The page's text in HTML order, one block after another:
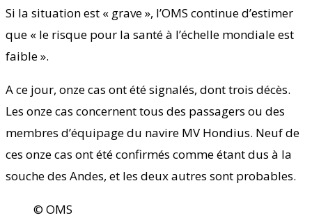
Si la situation est « grave », l’OMS continue d’estimer
que « le risque pour la santé à l’échelle mondiale est
faible ».
A ce jour, onze cas ont été signalés, dont trois décès.
Les onze cas concernent tous des passagers ou des
membres d’équipage du navire MV Hondius. Neuf de
ces onze cas ont été confirmés comme étant dus à la
souche des Andes, et les deux autres sont probables.
© OMS